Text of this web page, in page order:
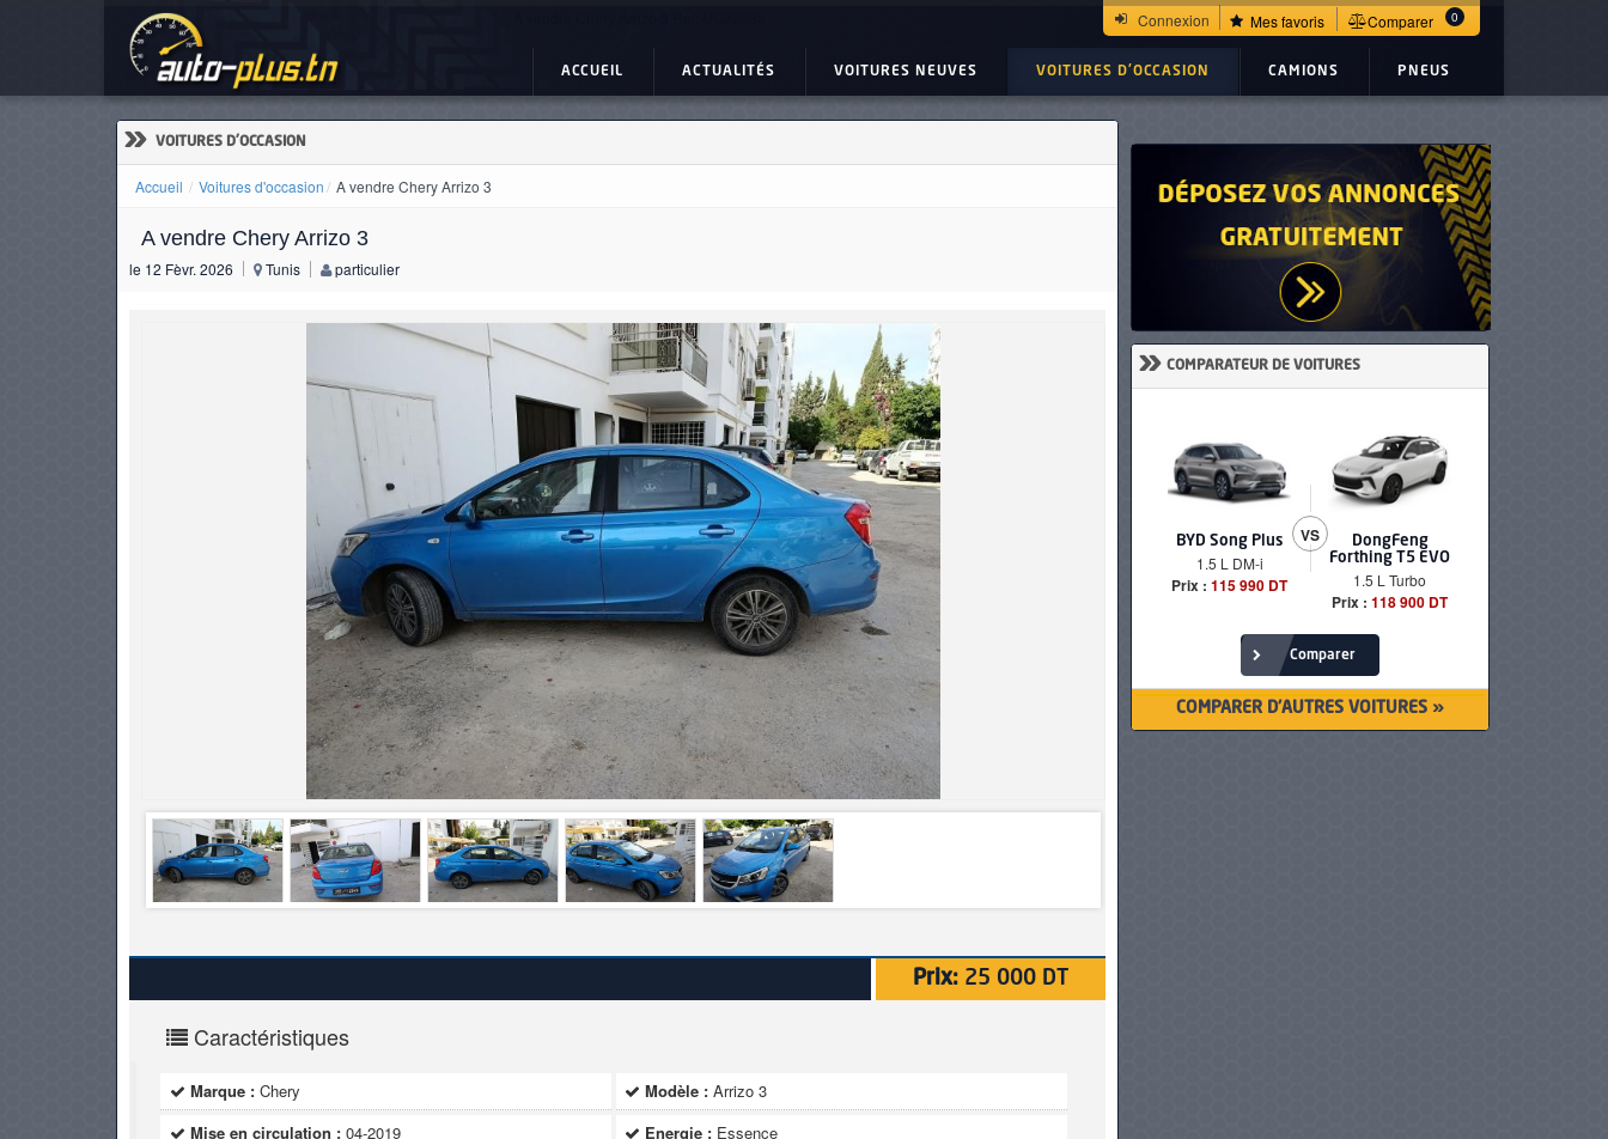
Connexion Mes favoris Comparer 0
ACCUEIL ACTUALITÉS VOITURES NEUVES VOITURES D'OCCASION CAMIONS PNEUS
» VOITURES D'OCCASION
Accueil Voitures d'occasion A vendre Chery Arrizo 3
A vendre Chery Arrizo 3
le 12 Fèvr. 2026 Tunis particulier
Prix: 25 000 DT
Caractéristiques
Marque : Chery Modèle : Arrizo 3
Mise en circulation : 04-2019 Energie : Essence
» COMPARATEUR DE VOITURES
BYD Song Plus
1.5 L DM-i
Prix : 115 990 DT
VS
DongFeng
Forthing T5 EVO
1.5 L Turbo
Prix : 118 900 DT
Comparer
COMPARER D'AUTRES VOITURES »
ACTUALITÉS